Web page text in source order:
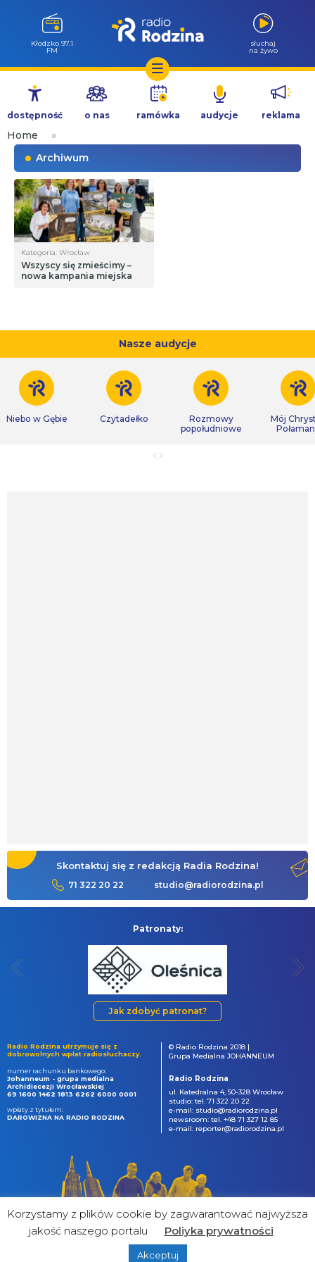
Przejdź
treści
Wołów 99.6
FM
słuchaj
na żywo
dostępność o nas ramówka audycje reklama
Home
»
Archiwum
Kategoria: Wrocław
Wszyscy się zmieścimy –
nowa kampania miejska
Nasze audycje
Niebo w Gębie Czytadełko
Rozmowy
popołudniowe
Mój
Skontaktuj się z redakcją Radia Rodzina!
71 322 20 22 studio@radiorodzina.pl
Patronaty:
Jak zdobyć patronat?
Radio Rodzina utrzymuje się z
dobrowolnych wpłat radiosłuchaczy.
numer rachunku bankowego:
Johanneum - grupa medialna
Archidiecezji Wrocławskiej
69 1600 1462 1813 6262 6000 0001
wpłaty z tytułem:
DAROWIZNA NA RADIO RODZINA
© Radio Rodzina 2018 |
Grupa Medialna JOHANNEUM
Radio Rodzina
ul. Katedralna 4, 50-328 Wrocław
studio: tel. 71 322 20 22
e-mail: studio@radiorodzina.pl
newsroom: tel. +48 71 327 12 85
e-mail: reporter@radiorodzina.pl
&
Korzystamy z plików cookie by zagwarantować najwyższa
jakość naszego portalu
Poliyka prywatności
Akceptuj